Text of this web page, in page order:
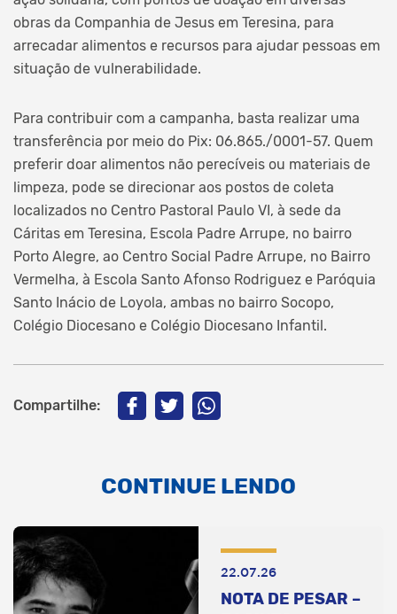
obras da Companhia de Jesus em Teresina, para
arrecadar alimentos e recursos para ajudar pessoas em
situação de vulnerabilidade.
Para contribuir com a campanha, basta realizar uma
transferência por meio do Pix: 06.865./0001-57. Quem
preferir doar alimentos não perecíveis ou materiais de
limpeza, pode se direcionar aos postos de coleta
localizados no Centro Pastoral Paulo VI, à sede da
Cáritas em Teresina, Escola Padre Arrupe, no bairro
Porto Alegre, ao Centro Social Padre Arrupe, no Bairro
Vermelha, à Escola Santo Afonso Rodriguez e Paróquia
Santo Inácio de Loyola, ambas no bairro Socopo,
Colégio Diocesano e Colégio Diocesano Infantil.
Compartilhe:
CONTINUE LENDO
22.07.26
NOTA DE PESAR –